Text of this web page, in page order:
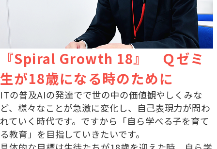
『Spiral Growth 18』 Ｑゼミ
生が18歳になる時のために
ITの普及AIの発達でで世の中の価値観やしくみな
ど、様々なことが急激に変化し、自己表現力が問わ
れていく時代です。ですから「自ら学べる子を育て
る教育」を目指していきたいです。